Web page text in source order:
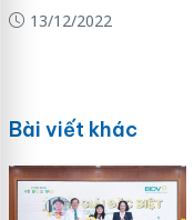
13/12/2022
Bài viết khác